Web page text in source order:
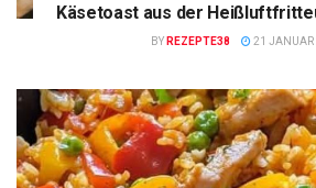
Käsetoast aus der
BY REZEPTE38 21